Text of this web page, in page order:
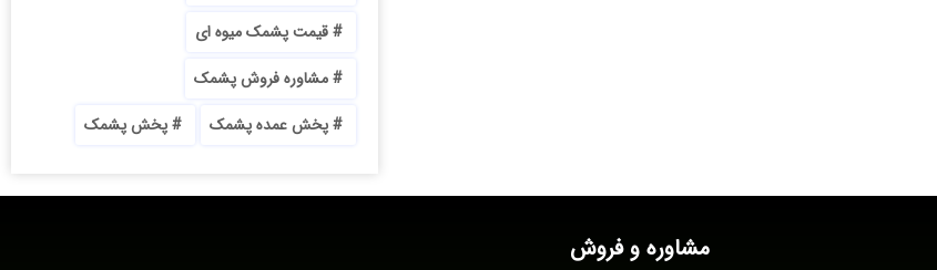
قیمت پشمک میوه ای
مشاوره فروش پشمک
پخش عمده پشمک
پخش پشمک
مشاوره و فروش